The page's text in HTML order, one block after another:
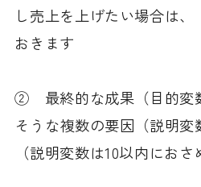
し売上を上げたい場合は
おきます
② 最終的な成果（目的変
そうな複数の要因（説明
（説明変数は10以内におさ